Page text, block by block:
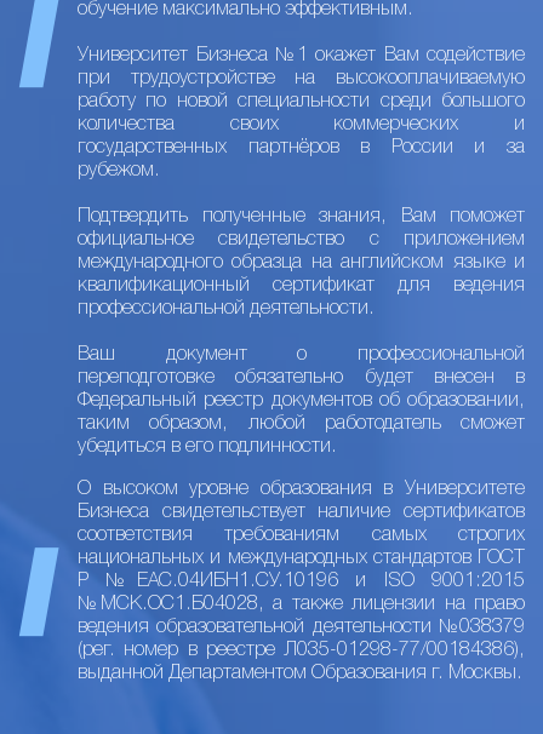
обучение максимально эффективным.
Университет Бизнеса №1 окажет Вам содействие
при трудоустройстве на высокооплачиваемую
работу по новой специальности среди большого
количества своих коммерческих и
государственных партнёров в России и за
рубежом.
Подтвердить полученные знания, Вам поможет
официальное свидетельство с приложением
международного образца на английском языке и
квалификационный сертификат для ведения
профессиональной деятельности.
Ваш документ о профессиональной
переподготовке обязательно будет внесен в
Федеральный реестр документов об образовании,
таким образом, любой работодатель сможет
убедиться в его подлинности.
О высоком уровне образования в Университете
Бизнеса свидетельствует наличие сертификатов
соответствия требованиям самых строгих
национальных и международных стандартов ГОСТ
Р №ЕАС.04ИБН1.СУ.10196 и ISO 9001:2015
№МСК.ОС1.Б04028, а также лицензии на право
ведения образовательной деятельности №038379
(рег. номер в реестре Л035-01298-77/00184386),
выданной Департаментом Образования г. Москвы.